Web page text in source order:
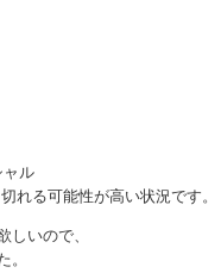
ャル
れる可能性が高い状況です。
いので、
。